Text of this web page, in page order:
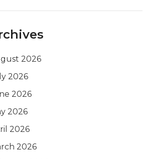
2026
2026
2026
2026
2026
2026